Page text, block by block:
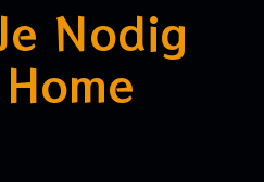
Nodig